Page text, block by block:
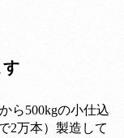
す
ら500kgの小仕込
2万本）製造して